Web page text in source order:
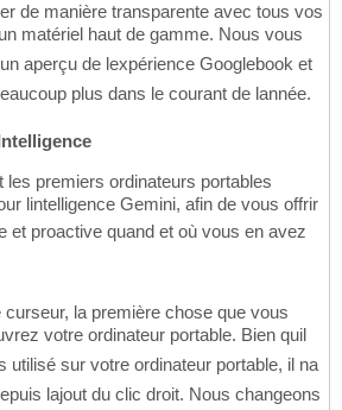
de manière transparente avec tous vos
matériel haut de gamme. Nous vous
aperçu de lexpérience Googlebook et
plus dans le courant de lannée.
les premiers ordinateurs portables
lintelligence Gemini, afin de vous offrir
et proactive quand et où vous en avez
la première chose que vous
votre ordinateur portable. Bien quil
utilisé sur votre ordinateur portable, il na
lajout du clic droit. Nous changeons